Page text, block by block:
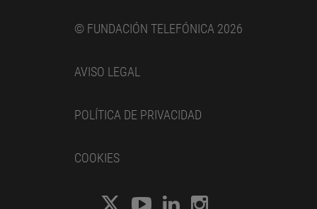
© FUNDACIÓN TELEFÓNICA 2026
AVISO LEGAL
POLÍTICA DE PRIVACIDAD
COOKIES